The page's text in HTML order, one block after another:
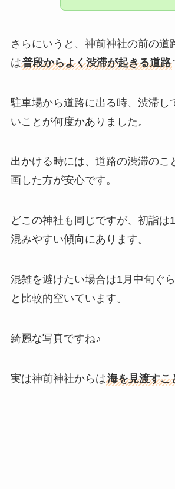
さらにいうと、神前神社の前の道
は普段からよく渋滞が起きる道路
駐車場から道路に出る時、渋滞し
いことが何度かありました。
出かける時には、道路の渋滞のこ
画した方が安心です。
どこの神社も同じですが、初詣は
混みやすい傾向にあります。
混雑を避けたい場合は1月中旬ぐ
と比較的空いています。
綺麗な写真ですね♪
実は神前神社からは海を見渡すこ